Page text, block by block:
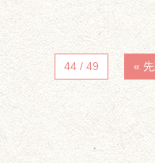
44 / 49 «